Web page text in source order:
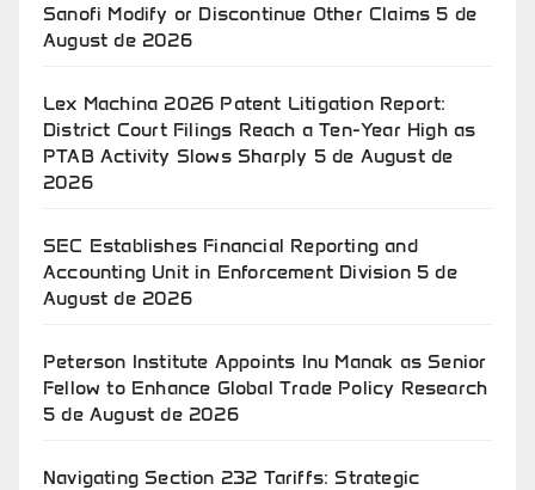
Sanofi Modify or Discontinue Other Claims 5 de
August de 2026
Lex Machina 2026 Patent Litigation Report:
District Court Filings Reach a Ten-Year High as
PTAB Activity Slows Sharply 5 de August de
2026
SEC Establishes Financial Reporting and
Accounting Unit in Enforcement Division 5 de
August de 2026
Peterson Institute Appoints Inu Manak as Senior
Fellow to Enhance Global Trade Policy Research
5 de August de 2026
Navigating Section 232 Tariffs: Strategic